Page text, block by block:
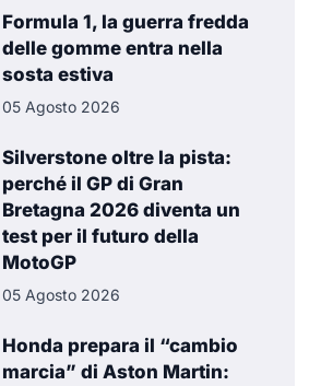
Formula 1, la guerra fredda
delle gomme entra nella
sosta estiva
05 Agosto 2026
Silverstone oltre la pista:
perché il GP di Gran
Bretagna 2026 diventa un
test per il futuro della
MotoGP
05 Agosto 2026
Honda prepara il “cambio
marcia” di Aston Martin: